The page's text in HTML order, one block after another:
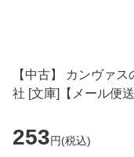
【中古】 カンヴァ
社 [文庫]【メール便送
253円(税込)